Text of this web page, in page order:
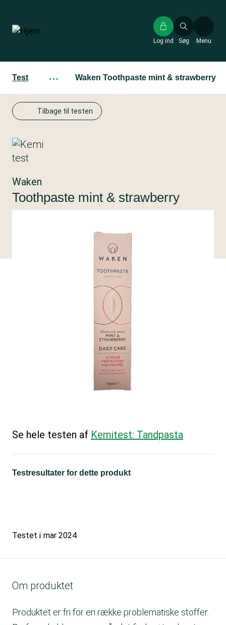
hovedindhold
Søg
Log ind Menu
Test ··· Waken Toothpaste mint & strawberry
Tilbage til testen
Waken
Toothpaste mint & strawberry
Se hele testen af Kemitest: Tandpasta
Testresultater for dette produkt
Testet i mar 2024
Om produktet
Produktet er fri for en række problematiske stoffer.